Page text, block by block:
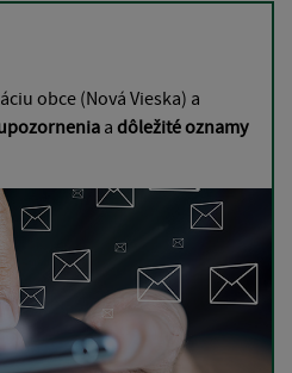
obce (Nová Vieska) a
a dôležité oznamy